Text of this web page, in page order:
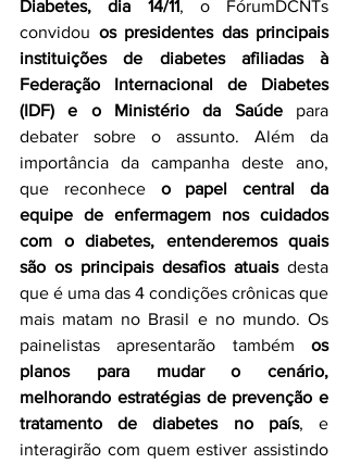
Diabetes, dia 14/11, o FórumDCNTs
convidou os presidentes das principais
instituições de diabetes afiliadas à
Federação Internacional de Diabetes
(IDF) e o Ministério da Saúde para
debater sobre o assunto. Além da
importância da campanha deste ano,
que reconhece o papel central da
equipe de enfermagem nos cuidados
com o diabetes, entenderemos quais
são os principais desafios atuais desta
que é uma das 4 condições crônicas que
mais matam no Brasil e no mundo. Os
painelistas apresentarão também os
planos para mudar o cenário,
melhorando estratégias de prevenção e
tratamento de diabetes no país, e
interagirão com quem estiver assistindo